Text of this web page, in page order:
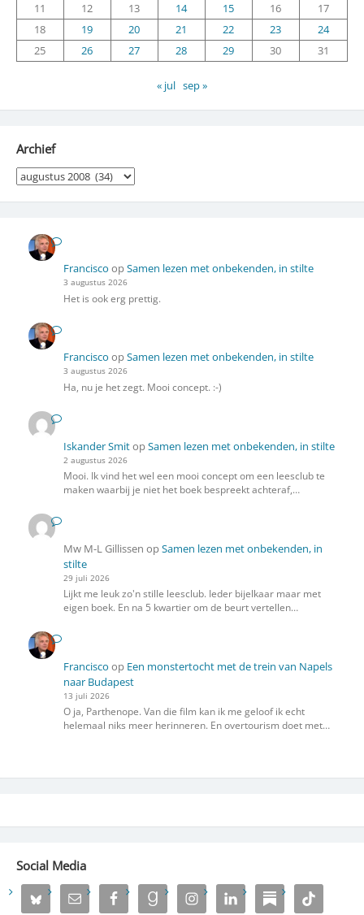
11
12 13 14 15 16
17
18
19 20 21 22 23
24
25
26 27 28 29 30 31
« jul sep »
Archief
Archief
Francisco opSamen lezen met onbekenden, in stilte
3 augustus 2026
Het is ook erg prettig.
Francisco opSamen lezen met onbekenden, in stilte
3 augustus 2026
Ha, nu je het zegt. Mooi concept. :-)
Iskander SmitopSamen lezen met onbekenden, in stilte
2 augustus 2026
Mooi. Ik vind het wel een mooi concept om een leesclub te
maken waarbij je niet het boek bespreekt achteraf,…
Mw M-L Gillissen opSamen lezen met onbekenden, in
stilte
29 juli 2026
Lijkt me leuk zo'n stille leesclub. Ieder bijelkaar maar met
eigen boek. En na 5 kwartier om de beurt vertellen…
Francisco op Een monstertocht met de trein van Napels
naar Budapest
13 juli 2026
O ja, Parthenope. Van die film kan ik me geloof ik echt
helemaal niks meer herinneren. En overtourism doet met…
Social Media